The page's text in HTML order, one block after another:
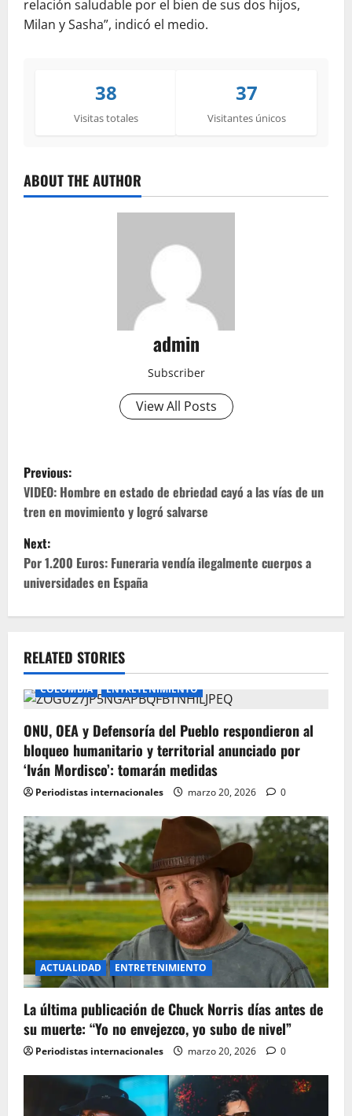
relación saludable por el bien de sus dos hijos,
Milan y Sasha”, indicó el medio.
38
Visitas totales
37
Visitantes únicos
ABOUT THE AUTHOR
admin
Subscriber
View All Posts
P
o
s
t
n
v
i
g
a
t
i
o
n
Previous:
VIDEO: Hombre en estado de ebriedad cayó a las vías de un
tren en movimiento y logró salvarse
Next:
Por 1.200 Euros: Funeraria vendía ilegalmente cuerpos a
universidades en España
RELATED STORIES
COLOMBIA ENTRETENIMIENTO
ONU, OEA y Defensoría del Pueblo respondieron al
bloqueo humanitario y territorial anunciado por
‘Iván Mordisco’: tomarán medidas
Periodistas internacionales marzo 20, 2026 0
ACTUALIDAD ENTRETENIMIENTO
La última publicación de Chuck Norris días antes de
su muerte: “Yo no envejezco, yo subo de nivel”
Periodistas internacionales marzo 20, 2026 0